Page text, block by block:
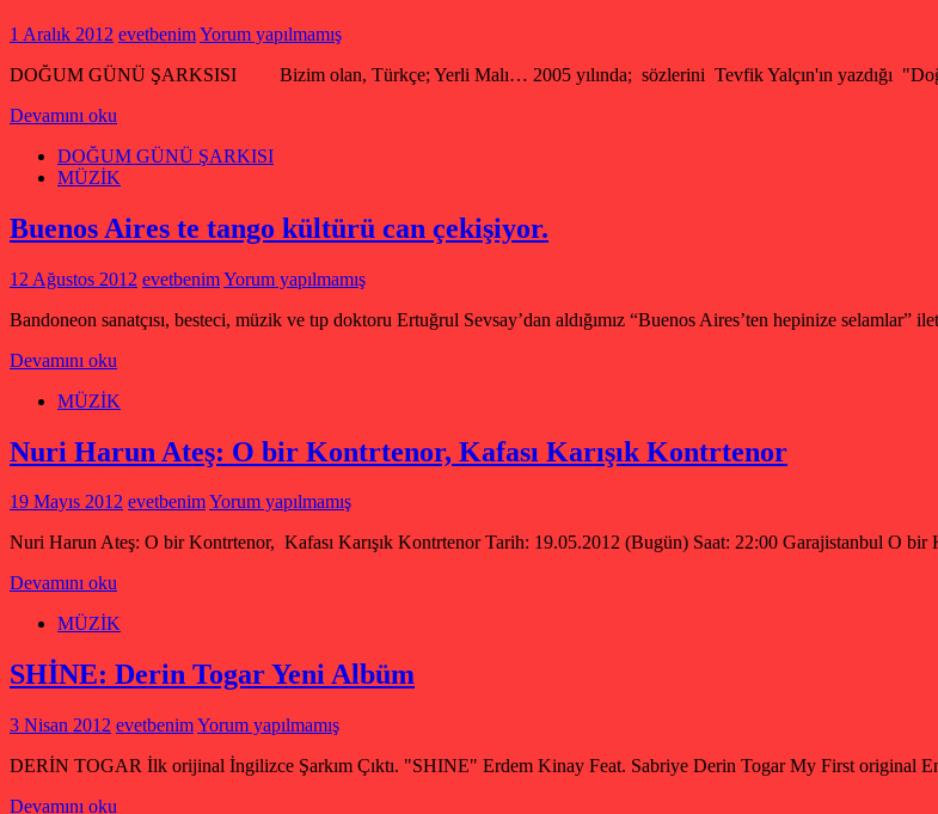
1 Aralık 2012 evetbenimYorum yapılmamış
DOĞUM GÜNÜ ŞARKSISI Bizim olan, Türkçe; Yerli Malı… 2005 yılında; sözlerini Tevfik Yalçın'ın yazdığı
Devamını oku
DOĞUM GÜNÜ ŞARKISI
MÜZİK
Buenos Aires te tango kültürü can çekişiyor.
12 Ağustos 2012 evetbenimYorum yapılmamış
Bandoneon sanatçısı, besteci, müzik ve tıp doktoru Ertuğrul Sevsay’dan aldığımız “Buenos Aires’ten hepinize
Devamını oku
MÜZİK
Nuri Harun Ateş: O bir Kontrtenor, Kafası Karışık Kontrtenor
19 Mayıs 2012 evetbenimYorum yapılmamış
Nuri Harun Ateş: O bir Kontrtenor, Kafası Karışık Kontrtenor Tarih: 19.05.2012 (Bugün) Saat: 22:00 Garajistanbul O
Devamını oku
MÜZİK
SHİNE: Derin Togar Yeni Albüm
3 Nisan 2012 evetbenimYorum yapılmamış
DERİN TOGAR İlk orijinal İngilizce Şarkım Çıktı. "SHINE" Erdem Kinay Feat. Sabriye Derin Togar My First original
Devamını oku